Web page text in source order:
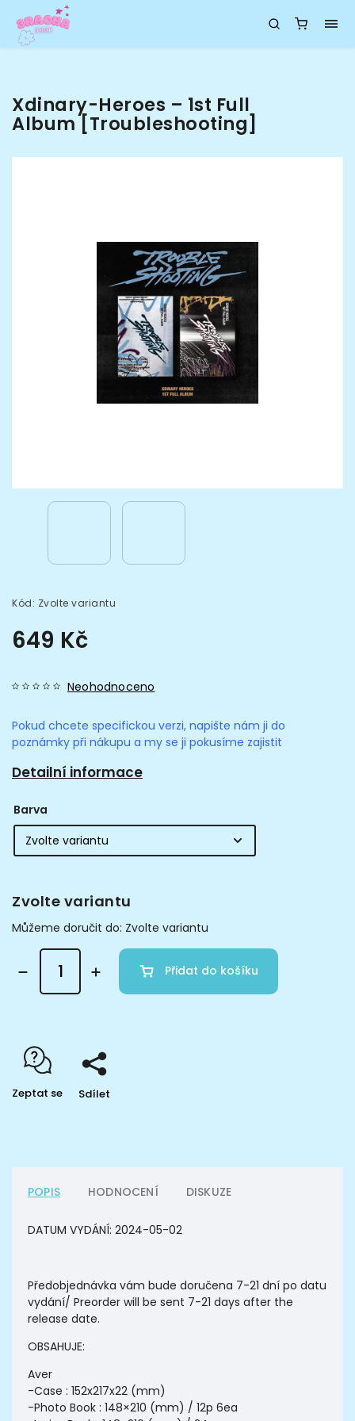
Xdinary-Heroes – 1st Full
Album [Troubleshooting]
Kód: Zvolte variantu
649 Kč
Neohodnoceno
Pokud chcete specifickou verzi, napište nám ji do
poznámky při nákupu a my se ji pokusíme zajistit
Detailní informace
Barva
Zvolte variantu
Můžeme doručit do: Zvolte variantu
Přidat do košíku
Zeptat se Sdílet
POPIS HODNOCENÍ DISKUZE
DATUM VYDÁNÍ: 2024-05-02
Předobjednávka vám bude doručena 7-21 dní po datu
vydání/ Preorder will be sent 7-21 days after the
release date.
OBSAHUJE:
Aver
-Case : 152x217x22 (mm)
-Photo Book : 148×210 (mm) / 12p 6ea